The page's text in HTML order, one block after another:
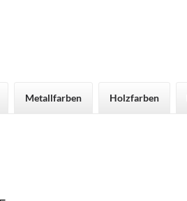
Metallfarben Holzfarben